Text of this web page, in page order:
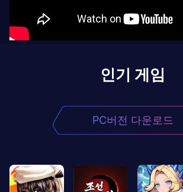
인기 게임
PC버전 다운로드